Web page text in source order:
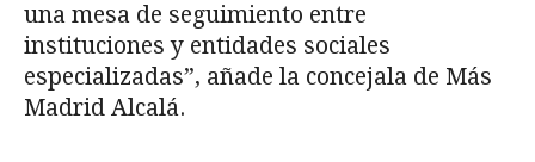
una mesa de seguimiento entre
instituciones y entidades sociales
especializadas”, añade la concejala de Más
Madrid Alcalá.